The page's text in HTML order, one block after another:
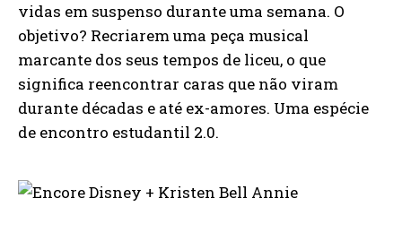
vidas em suspenso durante uma semana. O
objetivo? Recriarem uma peça musical
marcante dos seus tempos de liceu, o que
significa reencontrar caras que não viram
durante décadas e até ex-amores. Uma espécie
de encontro estudantil 2.0.